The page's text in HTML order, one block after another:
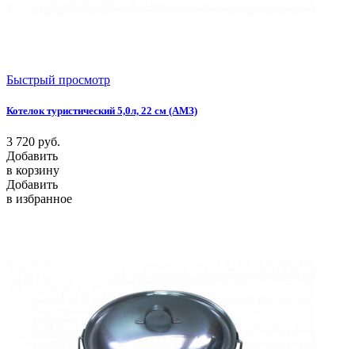
Быстрый просмотр
Котелок туристический 5,0л, 22 см (АМЗ)
3 720 руб.
Добавить
в корзину
Добавить
в избранное